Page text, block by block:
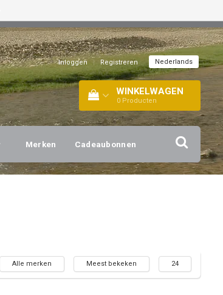
Inloggen | Registreren Nederlands
WINKELWAGEN
0 Producten
Merken Cadeaubonnen
Alle merken Meest bekeken 24